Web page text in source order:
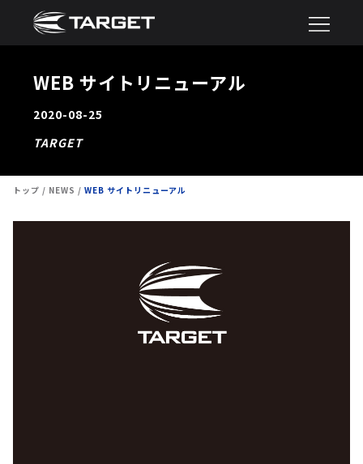
WEB サイトリニューアル
2020-08-25
TARGET
トップ NEWS WEB サイトリニューアル